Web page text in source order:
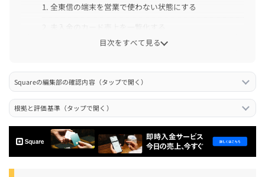
1. 全東信の端末を営業で使わない状態にする
3. Squareアカウントを作成する
5. テスト決済とスタッフ共有を行う
全東信からSquare(スクエア)に乗り換える際の注意点
1. 最短当日導入は必ず保証されるわけではない
2. Tap to Payは対応スマホとタッチ決済が前提になる
目次をすべて見る
Squareの編集部の確認内容（タップで開く）
根拠と評価基準（タップで開く）